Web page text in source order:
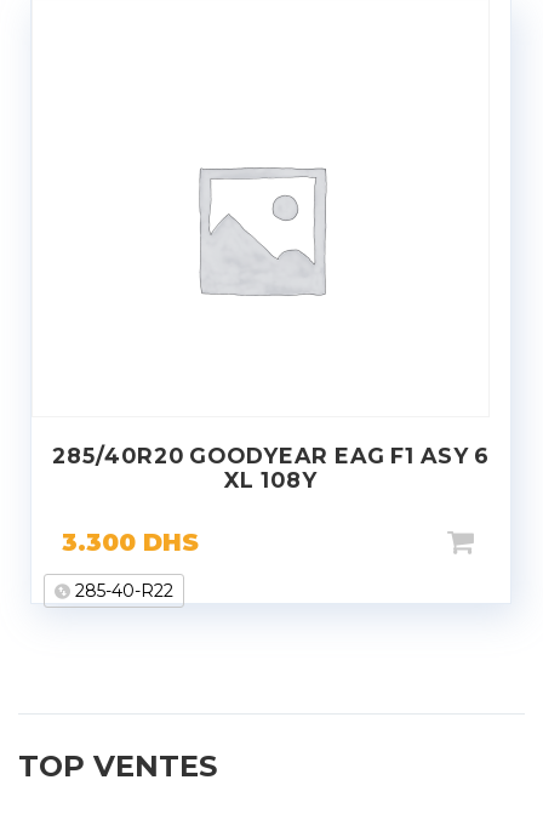
285/40R20 GOODYEAR EAG F1 ASY 6
XL 108Y
3.300 DHS
285-40-R22
TOP VENTES